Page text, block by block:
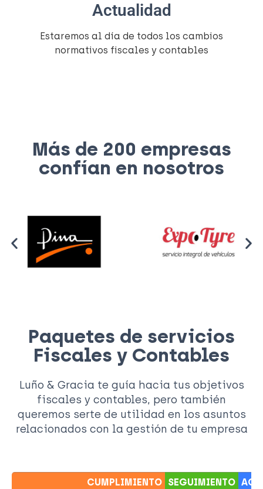
Actualidad
Estaremos al día de todos los cambios
normativos fiscales y contables
Más de 200 empresas
confían en nosotros
Paquetes de servicios
Fiscales y Contables
Luño & Gracia te guía hacia tus objetivos
fiscales y contables, pero también
queremos serte de utilidad en los asuntos
relacionados con la gestión de tu empresa
CUMPLIMIENTO SEGUIMIENTO